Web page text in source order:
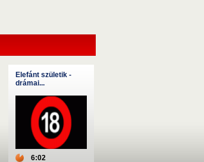
Elefánt születik -
drámai...
6:02